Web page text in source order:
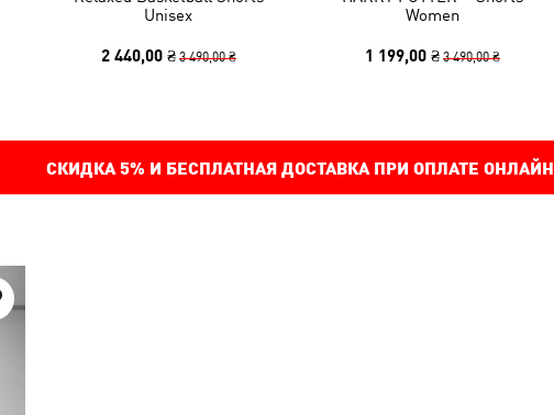
Unisex
2 440,00 ₴ 3 490,00 ₴
Women
1 199,00 ₴ 3 490,00 ₴
СКИДКА 5% И БЕСПЛАТНАЯ ДОСТАВКА ПРИ ОПЛАТЕ ОНЛАЙН